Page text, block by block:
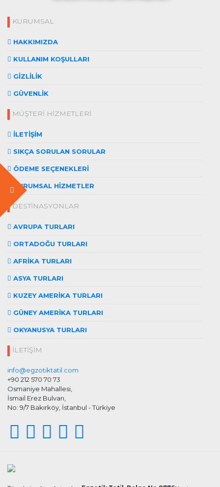
KURUMSAL
HAKKIMIZDA
KULLANIM KOŞULLARI
GİZLİLİK
GÜVENLİK
MÜŞTERİ HİZMETLERİ
İLETİŞİM
SIKÇA SORULAN SORULAR
ÖDEME SEÇENEKLERİ
KURUMSAL HİZMETLER
DESTİNASYONLAR
AVRUPA TURLARI
ORTADOĞU TURLARI
AFRİKA TURLARI
ASYA TURLARI
KUZEY AMERİKA TURLARI
GÜNEY AMERİKA TURLARI
OKYANUSYA TURLARI
İLETİŞİM
info@egzotiktatil.com
+90 212 570 70 73
Osmaniye Mahallesi,
İsmail Erez Bulvarı,
No: 9/7 Bakırköy, İstanbul - Türkiye